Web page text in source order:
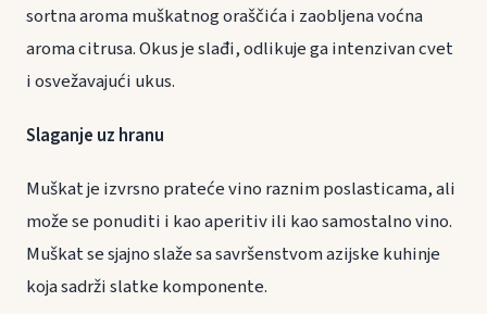
sortna aroma muškatnog oraščića i zaobljena voćna
aroma citrusa. Okus je slađi, odlikuje ga intenzivan cvet
i osvežavajući ukus.
Slaganje uz hranu
Muškat je izvrsno prateće vino raznim poslasticama, ali
može se ponuditi i kao aperitiv ili kao samostalno vino.
Muškat se sjajno slaže sa savršenstvom azijske kuhinje
koja sadrži slatke komponente.